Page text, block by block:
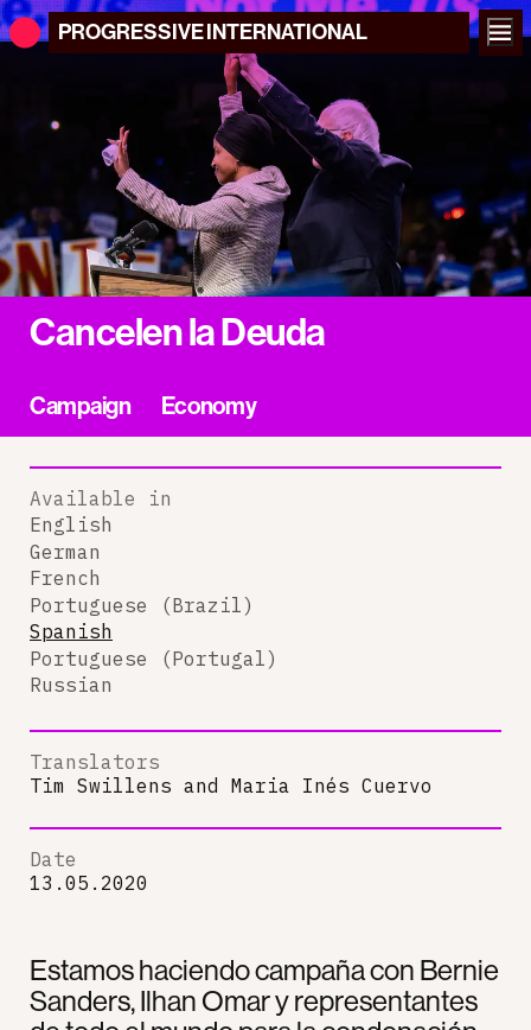
PROGRESSIVEINTERNATIONAL
Cancelen la Deuda
Campaign Economy
Estamos haciendo campaña con Bernie
Sanders, Ilhan Omar y representantes
Available in
English
German
French
Portuguese (Brazil)
Spanish
Portuguese (Portugal)
Russian
Translators
Tim Swillens and Maria Inés Cuervo
Date
13.05.2020